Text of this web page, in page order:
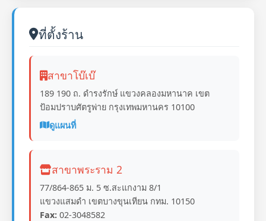
ที่ตั้งร้าน
สาขาโบ๊เบ๊
189 190 ถ. ดำรงรักษ์ แขวงคลองมหานาค เขต
ป้อมปราบศัตรูพ่าย กรุงเทพมหานคร 10100
ดูแผนที่
สาขาพระราม 2
77/864-865 ม. 5 ซ.สะแกงาม 8/1
แขวงแสมดำ เขตบางขุนเทียน กทม. 10150
Fax: 02-3048582